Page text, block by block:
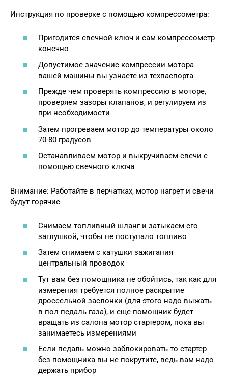
Инструкция по проверке с помощью компрессометра:
Пригодится свечной ключ и сам компрессометр
конечно
Допустимое значение компрессии мотора
вашей машины вы узнаете из техпаспорта
Прежде чем проверять компрессию в моторе,
проверяем зазоры клапанов, и регулируем из
при необходимости
Затем прогреваем мотор до температуры около
70-80 градусов
Останавливаем мотор и выкручиваем свечи с
помощью свечного ключа
Внимание: Работайте в перчатках, мотор нагрет и свечи
будут горячие
Снимаем топливный шланг и затыкаем его
заглушкой, чтобы не поступало топливо
Затем снимаем с катушки зажигания
центральный проводок
Тут вам без помощника не обойтись, так как для
измерения требуется полное раскрытие
дроссельной заслонки (для этого надо выжать
в пол педаль газа), и еще помощник будет
вращать из салона мотор стартером, пока вы
занимаетесь измерениями
Если педаль можно заблокировать то стартер
без помощника вы не покрутите, ведь вам надо
держать прибор